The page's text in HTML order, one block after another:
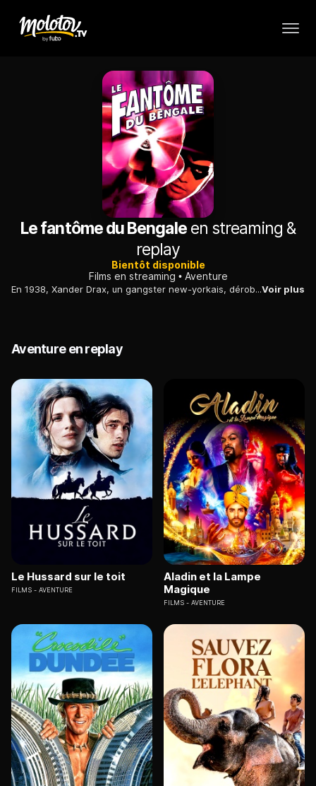
Le fantôme du Bengaleen streaming &
replay
Bientôt disponible
Films en streaming
Aventure
En 1938, Xander Drax, un gangster new-yorkais, dérobe, sur l'île de Bengalla, l'un des trois crânes en pierres précieuses, qui, une fois réunis, donneront un pouvoir sans limite à leur détenteur.Voir plus
Aventure en replay
Le Hussard sur le toit
FILMS AVENTURE
Aladin et la Lampe
Magique
FILMS AVENTURE